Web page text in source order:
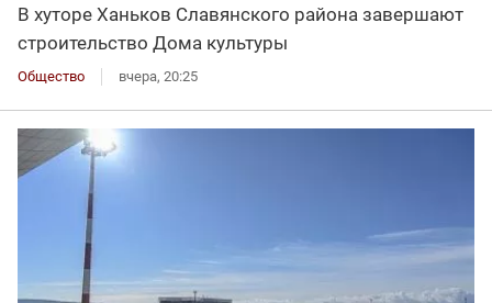
В хуторе Ханьков Славянского района завершают
строительство Дома культуры
Общество вчера, 20:25